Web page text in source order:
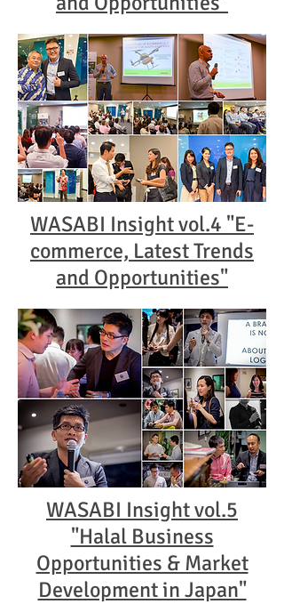
WASABI Insight vol.4 "E-
commerce, Latest Trends
and Opportunities"​
WASABI Insight vol.5
"Halal Business
Opportunities & Market
Development in Japan"